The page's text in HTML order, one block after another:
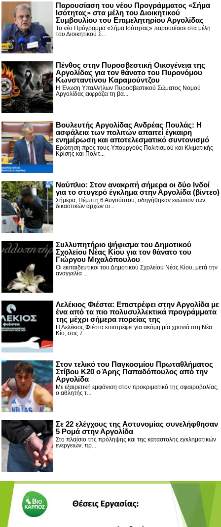
Παρουσίαση του νέου Προγράμματος «Σήμα
Ισότητας» στα μέλη του Διοικητικού
Συμβουλίου του Επιμελητηρίου Αργολίδας
Το νέο Πρόγραμμα «Σήμα Ισότητας» παρουσίασε στα μέλη
του Διοικητικού Σ...
Πένθος στην Πυροσβεστική Οικογένεια της
Αργολίδας για τον θάνατο του Πυρονόμου
Κωνσταντίνου Καραμούντζου
Η Ένωση Υπαλλήλων Πυροσβεστικού Σώματος Νομού
Αργολίδας εκφράζει τη βα...
Βουλευτής Αργολίδας Ανδρέας Πουλάς: Η
ασφάλεια των πολιτών απαιτεί έγκαιρη
ενημέρωση και αποτελεσματικό συντονισμό
Ερώτηση προς τους Υπουργούς Πολιτισμού και Κλιματικής
Κρίσης και Πολιτ...
Nαύπλιο: Στον ανακριτή σήμερα οι δύο Ινδοί
για το στυγερό έγκλημα στην Αργολίδα (βίντεο)
Σήμερα, Πέμπτη 6 Αυγούστου, οδηγήθηκαν ενώπιον των
δικαστικών αρχών οι...
Συλλυπητήριο ψήφισμα του Δημοτικού
Σχολείου Νέας Κίου για τον θάνατο του
Γιώργου Μιχαλόπουλου
Οι εκπαιδευτικοί του Δημοτικού Σχολείου Νέας Κίου, μετά την
αναγγελία ...
Λελέκιος Φιέστα: Επιστρέφει στην Αργολίδα με
ένα από τα πιο πολυσυλλεκτικά προγράμματα
της μέχρι σήμερα πορείας της
Η Λελέκιος Φιέστα επιστρέφει για ακόμη μία χρονιά στη Νέα
Κίο, στις 7 ...
Στον τελικό του Παγκοσμίου Πρωταθλήματος
Στίβου Κ20 ο Άρης Παπαδόπουλος από την
Αργολίδα
Με εξαιρετική εμφάνιση στον προκριματικό της σφαιροβολίας,
ο αθλητής τ...
Σε 22 ελέγχους της Αστυνομίας συνελήφθησαν
5 Ρομά στην Αργολίδα
Στο πλαίσιο της πρόληψης και της καταστολής εγκληματικών
ενεργειών, πρ...